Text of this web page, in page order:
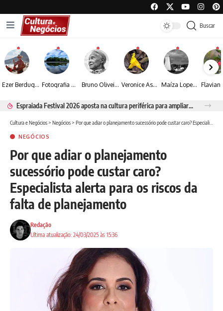
Buscar
Ezer Berdugo transforma experiências multiculturais e memórias em narrativas visuais por meio da fotografia Fotografia de Fátima Carlini transforma paisagens naturais em experiências de contemplação Bruno Oliveira retrata o cotidiano urbano por meio da fotografia em preto e branco Veronice Assini Saes transforma a natureza em fotografias marcadas pela sensibilidade Maíza Lopes transforma cultura popular baiana em narrativas fotográficas
Espraiada Festival 2026 aposta na cultura periférica para ampliar oportunidades na zona sul
Cultura e Negócios> Negócios> Por que adiar o planejamento sucessório pode custar caro? Especialista alerta para os riscos da falta de planejamento
NEGÓCIOS
Por que adiar o planejamento
sucessório pode custar caro?
Especialista alerta para os riscos da
falta de planejamento
Ultima atualização: 24/03/2025 às 15:36
Redação